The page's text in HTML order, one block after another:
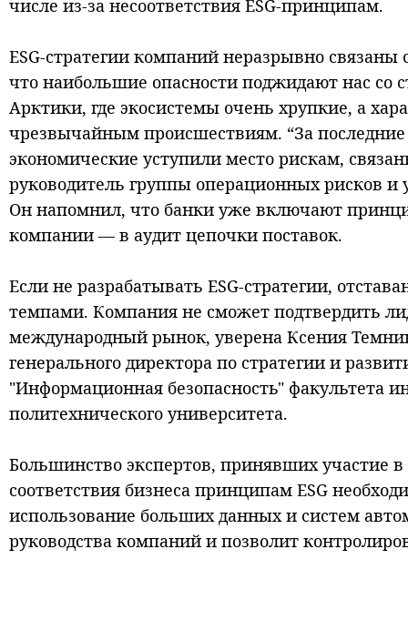
числе из-за несоответствия ESG-принципам.
ESG-стратегии компаний неразрывно
что наибольшие опасности поджидают нас со
Арктики, где экосистемы очень хрупкие, а
чрезвычайным происшествиям. “За
экономические уступили место рискам,
руководитель группы операционных рисков
Он напомнил, что банки уже включают
компании — в аудит цепочки поставок.
Если не разрабатывать ESG-стратегии,
темпами. Компания не сможет подтвердить
международный рынок, уверена Ксения
генерального директора по стратегии и
"Информационная безопасность" факультета
политехнического университета.
Большинство экспертов, принявших участие
соответствия бизнеса принципам ESG
использование больших данных и систем
руководства компаний и позволит